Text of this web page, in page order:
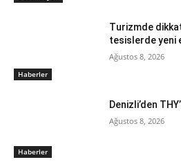
Haberler
Turizmde
tesislerde yeni
Ağustos 8, 2026
Haberler
Denizli’den
Ağustos 8, 2026